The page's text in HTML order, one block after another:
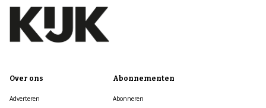
Over ons
Adverteren
Abonnementen
Abonneren